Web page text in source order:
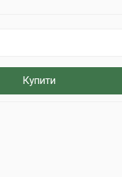
Купити